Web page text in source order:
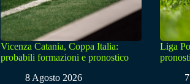
Vicenza Catania, Coppa Italia:
probabili formazioni e pronostico
8 Agosto 2026
Liga